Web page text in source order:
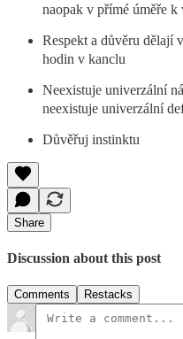
naopak v přímé úměře
Respekt a důvěru dělají
hodin v kanclu
Neexistuje univerzální
neexistuje univerzální
Důvěřuj instinktu
Share
Discussion about this post
Comments Restacks